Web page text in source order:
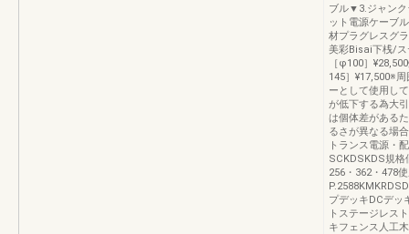
ブル▼3.ジャン
ット電源ケーブ
材プラグレスグ
美彩Bisai下桟/ス
［φ100］
145］¥17,500※
ーとして使用し
が低下する為大
は個体差がある
るさが異なる場
トランス電源・
SCKDSKDS規格
256・362・478
プデッキDCデッ
トステージレス
キフェンス人工